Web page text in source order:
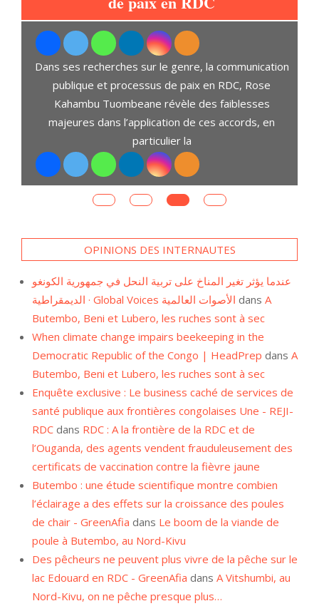
Dans ses recherches sur le genre, la communication
publique et processus de paix en RDC, Rose
Kahambu Tuombeane révèle des faiblesses
majeures dans l’application de ces accords, en
particulier la
OPINIONS DES INTERNAUTES
عندما يؤثر تغير المناخ على تربية النحل في جمهورية الكونغو
الديمقراطية · Global Voices الأصوات العالمية dans A
Butembo, Beni et Lubero, les ruches sont à sec
When climate change impairs beekeeping in the
Democratic Republic of the Congo | HeadPrep dans A
Butembo, Beni et Lubero, les ruches sont à sec
Enquête exclusive : Le business caché de services de
santé publique aux frontières congolaises Une - REJI-
RDC dans RDC : A la frontière de la RDC et de
l’Ouganda, des agents vendent frauduleusement des
certificats de vaccination contre la fièvre jaune
Butembo : une étude scientifique montre combien
l’éclairage a des effets sur la croissance des poules
de chair - GreenAfia dans Le boom de la viande de
poule à Butembo, au Nord-Kivu
Des pêcheurs ne peuvent plus vivre de la pêche sur le
lac Edouard en RDC - GreenAfia dans A Vitshumbi, au
Nord-Kivu, on ne pêche presque plus…